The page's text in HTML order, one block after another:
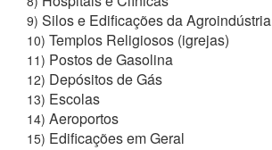
9) Silos e Edificações da Agroindústria
10) Templos Religiosos (igrejas)
11) Postos de Gasolina
12) Depósitos de Gás
13) Escolas
14) Aeroportos
15) Edificações em Geral